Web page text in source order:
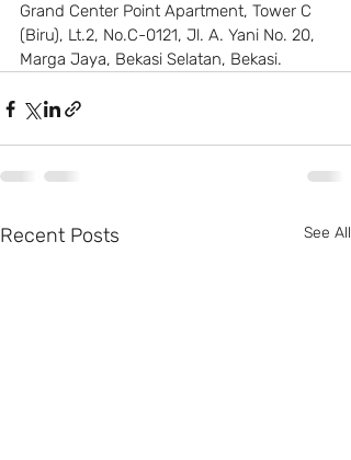
Grand Center Point Apartment, Tower C
(Biru), Lt.2, No.C-0121, Jl. A. Yani No. 20,
Marga Jaya, Bekasi Selatan, Bekasi.
Recent Posts See All